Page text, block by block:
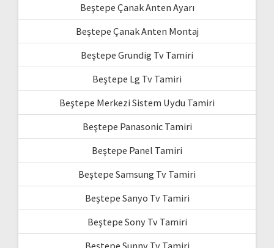
Beştepe Çanak Anten Ayarı
Beştepe Çanak Anten Montaj
Beştepe Grundig Tv Tamiri
Beştepe Lg Tv Tamiri
Beştepe Merkezi Sistem Uydu Tamiri
Beştepe Panasonic Tamiri
Beştepe Panel Tamiri
Beştepe Samsung Tv Tamiri
Beştepe Sanyo Tv Tamiri
Beştepe Sony Tv Tamiri
Beştepe Sunny Tv Tamiri